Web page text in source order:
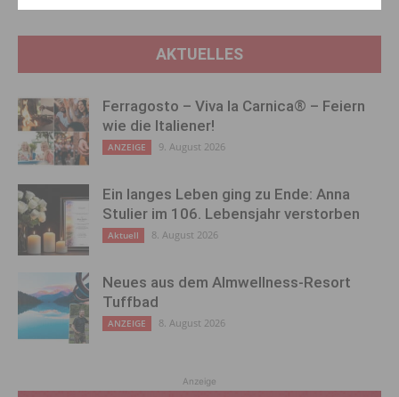
AKTUELLES
Ferragosto – Viva la Carnica® – Feiern
wie die Italiener!
ANZEIGE 9. August 2026
Ein langes Leben ging zu Ende: Anna
Stulier im 106. Lebensjahr verstorben
Aktuell 8. August 2026
Neues aus dem Almwellness-Resort
Tuffbad
ANZEIGE 8. August 2026
Anzeige